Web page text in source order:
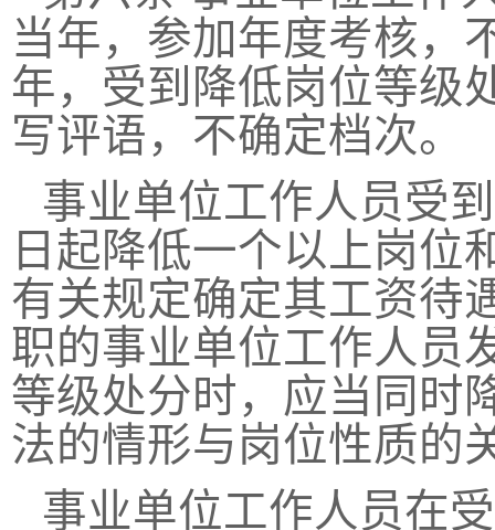
当年，参加年度考核，
年，受到降低岗位等级
写评语，不确定档次。
事业单位工作人员受
日起降低一个以上岗位
有关规定确定其工资待
职的事业单位工作人员
等级处分时，应当同时
法的情形与岗位性质的
事业单位工作人员在